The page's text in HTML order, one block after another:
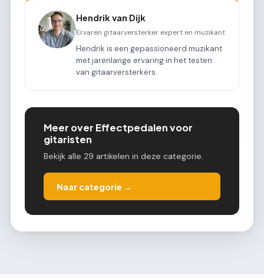
Hendrik van Dijk
Ervaren gitaarversterker expert en muzikant
Hendrik is een gepassioneerd muzikant
met jarenlange ervaring in het testen
van gitaarversterkers.
Meer over Effectpedalen voor
gitaristen
Bekijk alle 29 artikelen in deze categorie.
Naar categorie →